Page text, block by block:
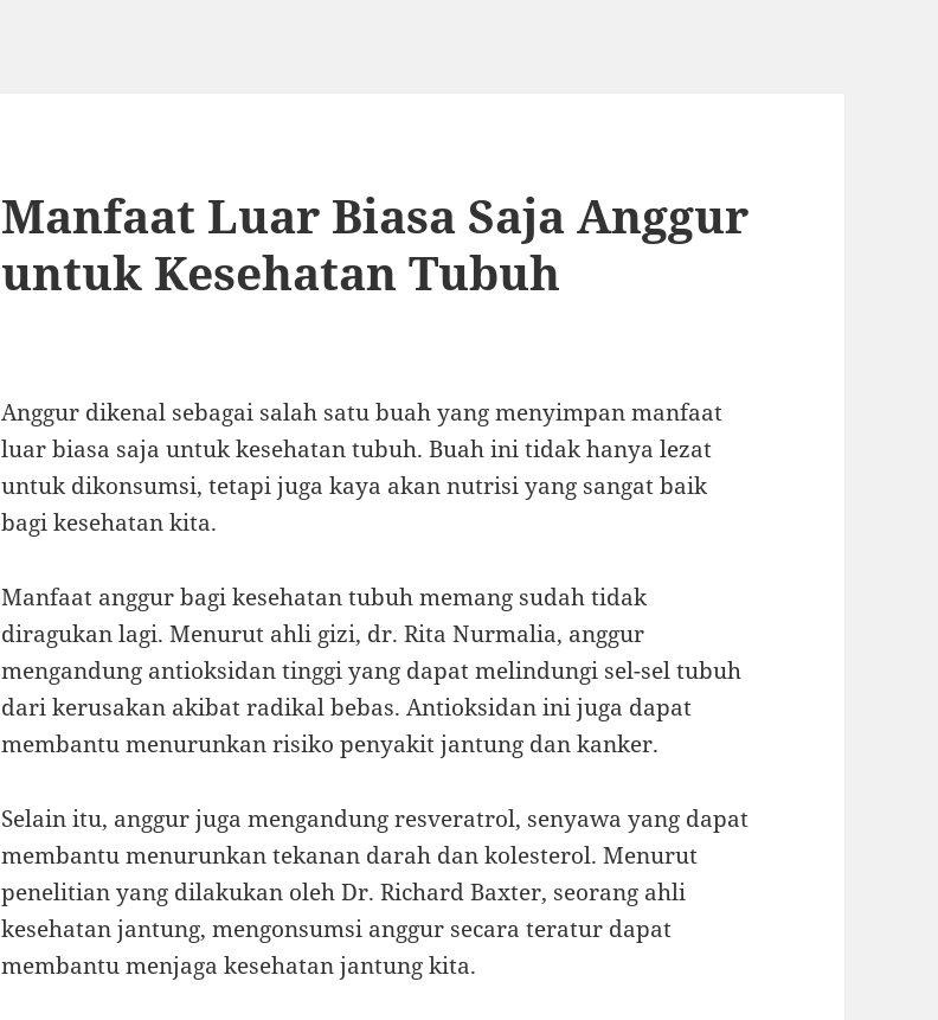
Manfaat Luar Biasa Saja Anggur
untuk Kesehatan Tubuh
Anggur dikenal sebagai salah satu buah yang menyimpan manfaat
luar biasa saja untuk kesehatan tubuh. Buah ini tidak hanya lezat
untuk dikonsumsi, tetapi juga kaya akan nutrisi yang sangat baik
bagi kesehatan kita.
Manfaat anggur bagi kesehatan tubuh memang sudah tidak
diragukan lagi. Menurut ahli gizi, dr. Rita Nurmalia, anggur
mengandung antioksidan tinggi yang dapat melindungi sel-sel tubuh
dari kerusakan akibat radikal bebas. Antioksidan ini juga dapat
membantu menurunkan risiko penyakit jantung dan kanker.
Selain itu, anggur juga mengandung resveratrol, senyawa yang dapat
membantu menurunkan tekanan darah dan kolesterol. Menurut
penelitian yang dilakukan oleh Dr. Richard Baxter, seorang ahli
kesehatan jantung, mengonsumsi anggur secara teratur dapat
membantu menjaga kesehatan jantung kita.